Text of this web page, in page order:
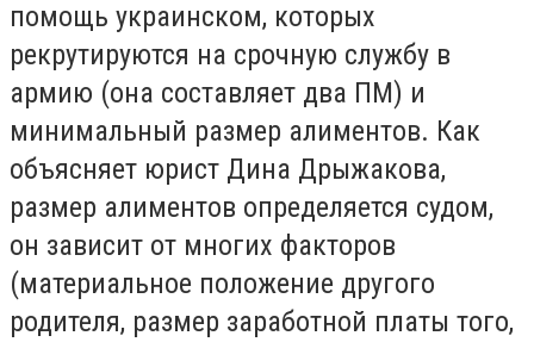
помощь украинском, которых
рекрутируются на срочную службу в
армию (она составляет два ПМ) и
минимальный размер алиментов. Как
объясняет юрист Дина Дрыжакова,
размер алиментов определяется судом,
он зависит от многих факторов
(материальное положение другого
родителя, размер заработной платы того,